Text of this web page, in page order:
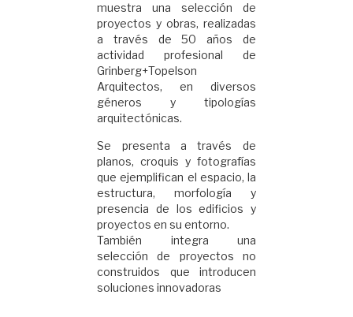
muestra una selección de
proyectos y obras, realizadas
a través de 50 años de
actividad profesional de
Grinberg+Topelson
Arquitectos, en diversos
géneros y tipologías
arquitectónicas.
Se presenta a través de
planos, croquis y fotografías
que ejemplifican el espacio, la
estructura, morfología y
presencia de los edificios y
proyectos en su entorno.
También integra una
selección de proyectos no
construidos que introducen
soluciones innovadoras